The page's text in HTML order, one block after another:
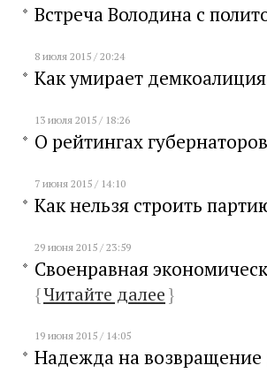
Встреча Володина с
8 июля 2015 / 20:24
Как умирает демкоалиция
13 июля 2015 / 18:26
О рейтингах губернаторов
7 июня 2015 / 14:10
Как нельзя строить
29 июня 2015 / 23:59
Своенравная
{Читайте далее}
19 июня 2015 / 14:05
Надежда на возвращение